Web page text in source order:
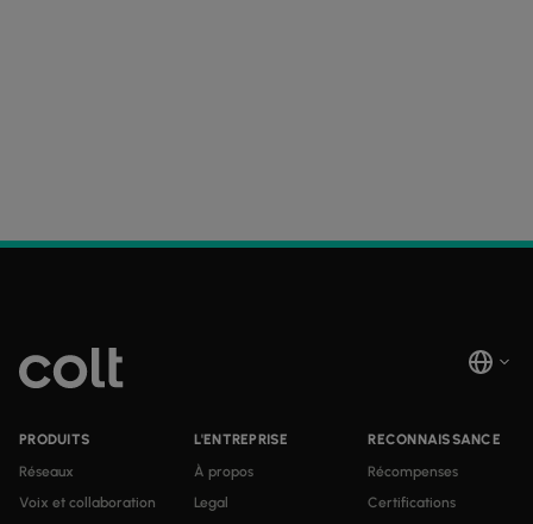
PRODUITS
Réseaux
Voix et collaboration
L'ENTREPRISE
À propos
Legal
RECONNAISSANCE
Récompenses
Certifications